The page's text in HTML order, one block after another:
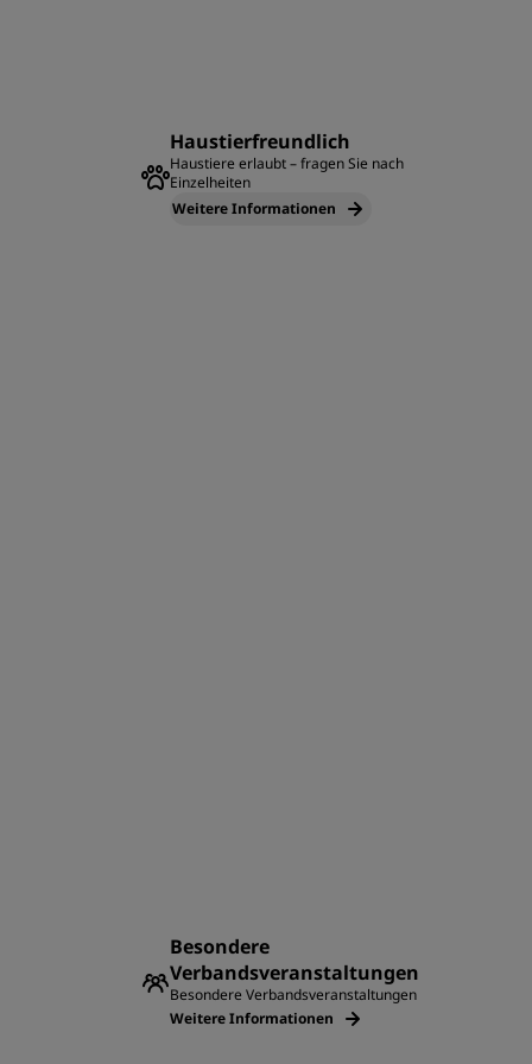
Haustierfreundlich
Haustiere erlaubt – fragen Sie nach
Einzelheiten
Weitere Informationen
Besondere
Verbandsveranstaltungen
Besondere Verbandsveranstaltungen
Weitere Informationen